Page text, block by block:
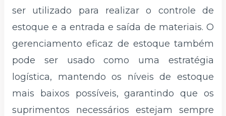
ser utilizado para realizar o controle de
estoque e a entrada e saída de materiais. O
gerenciamento eficaz de estoque também
pode ser usado como uma estratégia
logística, mantendo os níveis de estoque
mais baixos possíveis, garantindo que os
suprimentos necessários estejam sempre